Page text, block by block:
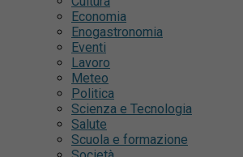
Economia
Enogastronomia
Eventi
Lavoro
Meteo
Politica
Scienza e Tecnologia
Salute
Scuola e formazione